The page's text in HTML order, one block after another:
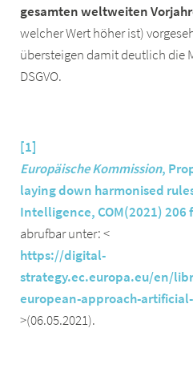
gesamten weltweiten
welcher Wert höher ist)
übersteigen damit deutlich die
DSGVO.
[1]
Europäische Kommission,
laying down harmonised
Intelligence, COM(2021) 206
abrufbar unter: <
https://digital-
strategy.ec.europa.eu/en/
european-approach-
>(06.05.2021).